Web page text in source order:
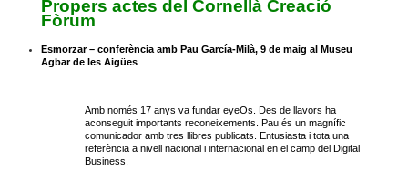
Propers actes del Cornellà Creació
Fòrum
Esmorzar – conferència amb Pau García-Milà, 9 de maig al Museu
Agbar de les Aigües
Amb només 17 anys va fundar eyeOs. Des de llavors ha
aconseguit importants reconeixements. Pau és un magnífic
comunicador amb tres llibres publicats. Entusiasta i tota una
referència a nivell nacional i internacional en el camp del Digital
Business.